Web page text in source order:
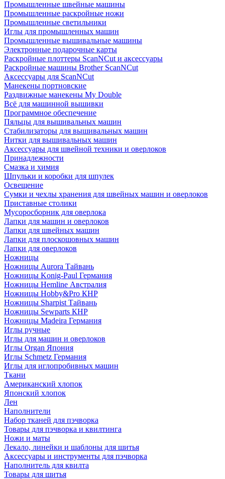
Промышленные швейные машины
Промышленные раскройные ножи
Промышленные светильники
Иглы для промышленных машин
Промышленные вышивальные машины
Электронные подарочные карты
Раскройные плоттеры ScanNCut и аксессуары
Раскройные машины Brother ScanNCut
Аксессуары для ScanNCut
Манекены портновские
Раздвижные манекены My Double
Всё для машинной вышивки
Программное обеспечение
Пяльцы для вышивальных машин
Стабилизаторы для вышивальных машин
Нитки для вышивальных машин
Аксессуары для швейной техники и оверлоков
Принадлежности
Смазка и химия
Шпульки и коробки для шпулек
Освещение
Сумки и чехлы хранения для швейных машин и оверлоков
Приставные столики
Мусоросборник для оверлока
Лапки для машин и оверлоков
Лапки для швейных машин
Лапки для плоскошовных машин
Лапки для оверлоков
Ножницы
Ножницы Aurora Тайвань
Ножницы Konig-Paul Германия
Ножницы Hemline Австралия
Ножницы Hobby&Pro КНР
Ножницы Sharpist Тайвань
Ножницы Sewparts КНР
Ножницы Madeira Германия
Иглы ручные
Иглы для машин и оверлоков
Иглы Organ Япония
Иглы Schmetz Германия
Иглы для иглопробивных машин
Ткани
Американский хлопок
Японский хлопок
Лен
Наполнители
Набор тканей для пэчворка
Товары для пэчворка и квилтинга
Ножи и маты
Лекало, линейки и шаблоны для шитья
Аксессуары и инструменты для пэчворка
Наполнитель для квилта
Товары для шитья